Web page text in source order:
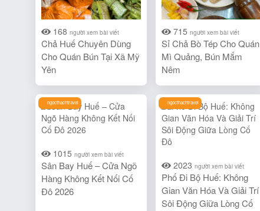
168 người xem bài viết
Chả Huế Chuyên Dùng
Cho Quán Bún Tại Xã Mỹ
Yên
715 người xem bài viết
Sỉ Chả Bò Tép Cho Quán
Mì Quảng, Bún Mắm
Nêm
ngocthachtravel
1015 người xem bài viết
Sân Bay Huế – Cửa Ngõ
Hàng Không Kết Nối Cố
Đô 2026
ngocthachtravel
2023 người xem bài viết
Phố Đi Bộ Huế: Không
Gian Văn Hóa Và Giải Trí
Sôi Động Giữa Lòng Cố